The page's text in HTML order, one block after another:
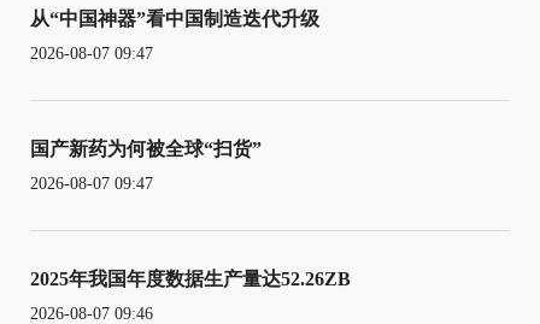
从“中国神器”看中国制造迭代升级
2026-08-07 09:47
国产新药为何被全球“扫货”
2026-08-07 09:47
2025年我国年度数据生产量达52.26ZB
2026-08-07 09:46